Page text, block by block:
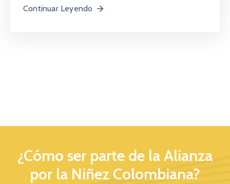
Continuar Leyendo
¿Cómo ser parte de la Alianza
por la Niñez Colombiana?